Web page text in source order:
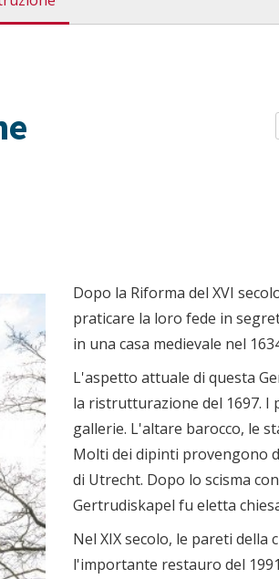
Dopo la Riforma del XVI
praticare la loro fede in
in una casa medievale nel
L'aspetto attuale di questa
la ristrutturazione del 1697. I
gallerie. L'altare barocco, le
Molti dei dipinti provengono
di Utrecht. Dopo lo scisma
Gertrudiskapel fu eletta
Nel XIX secolo, le pareti
l'importante restauro del